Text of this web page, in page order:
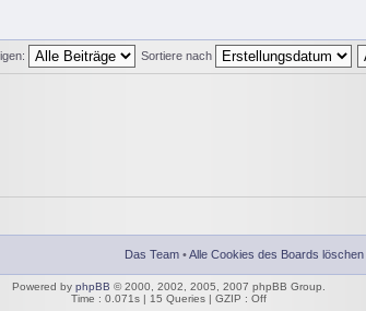
Sortiere nach
Das Team •Alle Cookies des Boards löschen
Powered by phpBB © 2000, 2002, 2005, 2007 phpBB Group.
Time : 0.071s | 15 Queries | GZIP : Off